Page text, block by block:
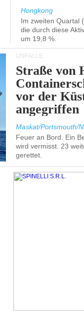
Hongkong
Im zweiten Quartal
die durch diese
um 19,8 %.
UNFÄLLE
Straße von
vor der
angegriffen
Maskat/Portsmouth/
Feuer an Bord. Ein
wird vermisst. 23
gerettet.